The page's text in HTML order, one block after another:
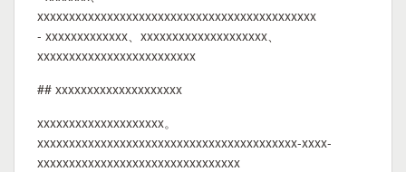
xxxxxxxxxxxxxxxxxxxxxxxxxxxxxxxxxxxxxxxxxxxx
- xxxxxxxxxxxxx、xxxxxxxxxxxxxxxxxxxx、
xxxxxxxxxxxxxxxxxxxxxxxxx
## xxxxxxxxxxxxxxxxxxxx
xxxxxxxxxxxxxxxxxxxx。
xxxxxxxxxxxxxxxxxxxxxxxxxxxxxxxxxxxxxxxxx-xxxx-
xxxxxxxxxxxxxxxxxxxxxxxxxxxxxxxx